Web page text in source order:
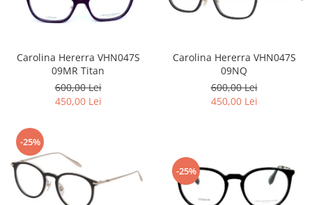
Carolina Hererra VHN047S
09MR Titan
600,00 Lei
450,00 Lei
Carolina Hererra VHN047S
09NQ
600,00 Lei
450,00 Lei
-25%
-25%